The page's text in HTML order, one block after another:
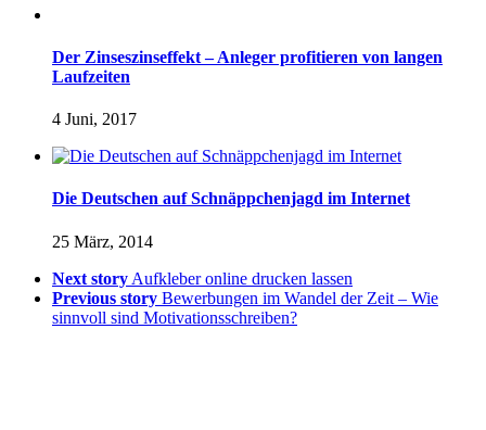
Der Zinseszinseffekt – Anleger profitieren von langen
Laufzeiten
4 Juni, 2017
Die Deutschen auf Schnäppchenjagd im Internet
25 März, 2014
Next story Aufkleber online drucken lassen
Previous story Bewerbungen im Wandel der Zeit – Wie
sinnvoll sind Motivationsschreiben?